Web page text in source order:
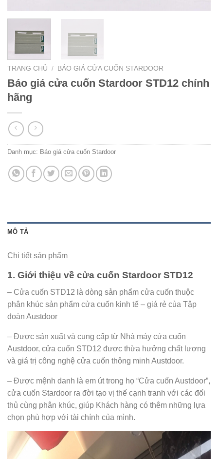
TRANG CHỦ / BÁO GIÁ CỬA CUỐN STARDOOR
Báo giá cửa cuốn Stardoor STD12 chính
hãng
Danh mục: Báo giá cửa cuốn Stardoor
MÔ TẢ
Chi tiết sản phẩm
1. Giới thiệu về cửa cuốn Stardoor STD12
– Cửa cuốn STD12 là dòng sản phẩm cửa cuốn thuộc
phân khúc sản phẩm cửa cuốn kinh tế – giá rẻ của Tập
đoàn Austdoor
– Được sản xuất và cung cấp từ Nhà máy cửa cuốn
Austdoor, cửa cuốn STD12 được thừa hưởng chất lượng
và giá trị công nghệ cửa cuốn thông minh Austdoor.
– Được mệnh danh là em út trong họ “Cửa cuốn Austdoor”,
cửa cuốn Stardoor ra đời tạo vị thế cạnh tranh với các đối
thủ cùng phân khúc, giúp Khách hàng có thêm những lựa
chọn phù hợp với tài chính của mình.